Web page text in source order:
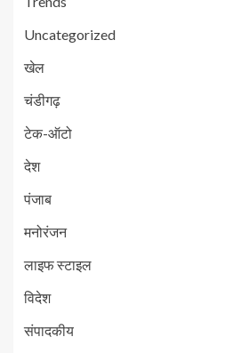
Uncategorized
खेल
चंडीगढ़
टेक-ऑटो
देश
पंजाब
मनोरंजन
लाइफ स्टाइल
विदेश
संपादकीय